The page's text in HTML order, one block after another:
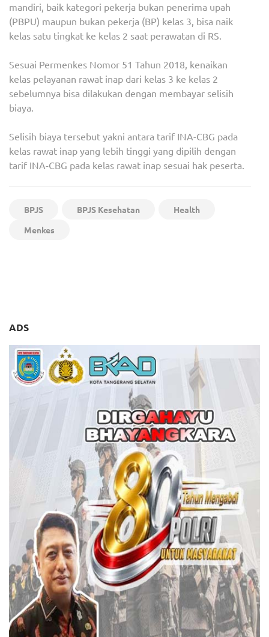
mandiri, baik kategori pekerja bukan penerima upah
(PBPU) maupun bukan pekerja (BP) kelas 3, bisa naik
kelas satu tingkat ke kelas 2 saat perawatan di RS.
Sesuai Permenkes Nomor 51 Tahun 2018, kenaikan
kelas pelayanan rawat inap dari kelas 3 ke kelas 2
sebelumnya bisa dilakukan dengan membayar selisih
biaya.
Selisih biaya tersebut yakni antara tarif INA-CBG pada
kelas rawat inap yang lebih tinggi yang dipilih dengan
tarif INA-CBG pada kelas rawat inap sesuai hak peserta.
BPJS BPJS Kesehatan
Health
Menkes
ADS